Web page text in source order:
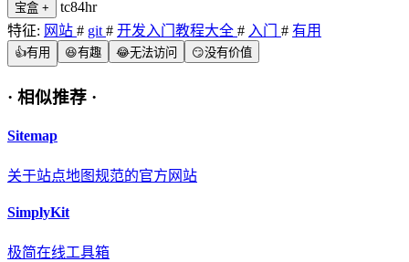
宝盒 +
tc84hr
特征: 网站 # git # 开发入门教程大全 # 入门 # 有用
👍有用 😆有趣 😂无法访问 😏没有价值
· 相似推荐 ·
Sitemap
关于站点地图规范的官方网站
SimplyKit
极简在线工具箱